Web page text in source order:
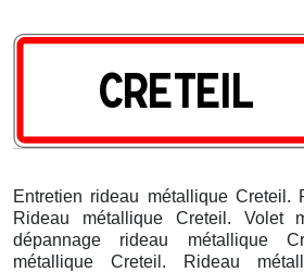
Entretien rideau métallique Creteil.
Rideau métallique Creteil. Volet
dépannage rideau métallique
métallique Creteil. Rideau